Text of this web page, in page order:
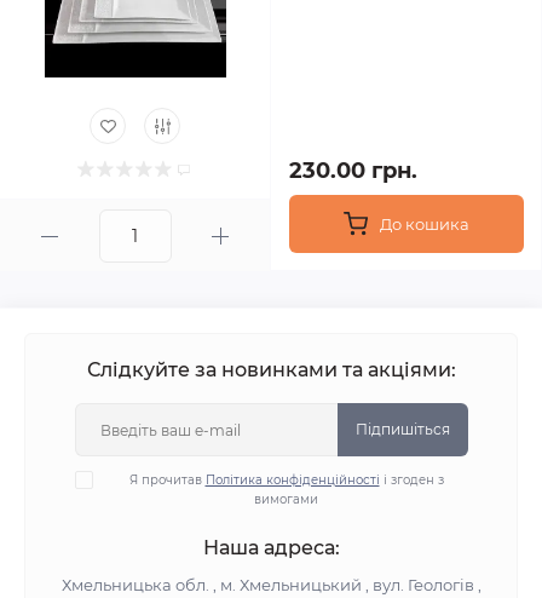
230.00 грн.
До кошика
Слідкуйте за новинками та акціями:
Підпишіться
Я прочитав Політика конфіденційності і згоден з
вимогами
Наша адреса:
Хмельницька обл. , м. Хмельницький , вул. Геологів ,